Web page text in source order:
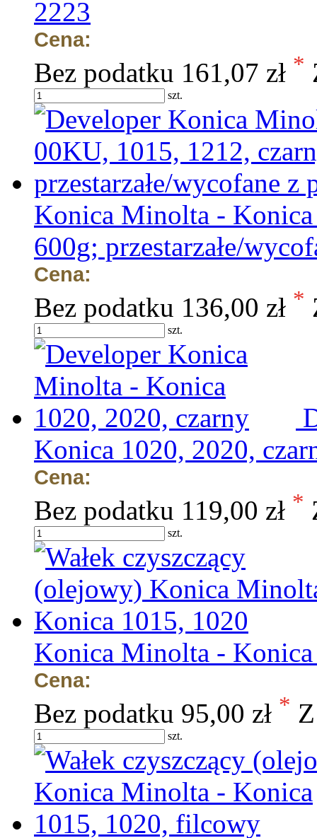
2223
Cena:
Bez podatku 161,07 zł *
szt.
Konica Minolta -
600g; przestarzałe/
Cena:
Bez podatku 136,00 zł *
szt.
Konica 1020, 2020,
Cena:
Bez podatku 119,00 zł *
szt.
Konica Minolta -
Cena:
Bez podatku 95,00 zł *
szt.